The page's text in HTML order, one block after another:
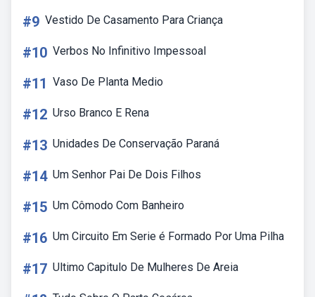
#9 Vestido De Casamento Para Criança
#10 Verbos No Infinitivo Impessoal
#11 Vaso De Planta Medio
#12 Urso Branco E Rena
#13 Unidades De Conservação Paraná
#14 Um Senhor Pai De Dois Filhos
#15 Um Cômodo Com Banheiro
#16 Um Circuito Em Serie é Formado Por Uma Pilha
#17 Ultimo Capitulo De Mulheres De Areia